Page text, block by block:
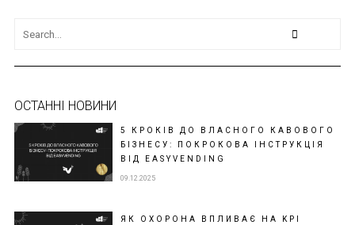
ОСТАННІ НОВИНИ
5 КРОКІВ ДО ВЛАСНОГО КАВОВОГО
БІЗНЕСУ: ПОКРОКОВА ІНСТРУКЦІЯ
ВІД EASYVENDING
09.12.2025
ЯК ОХОРОНА ВПЛИВАЄ НА KPI